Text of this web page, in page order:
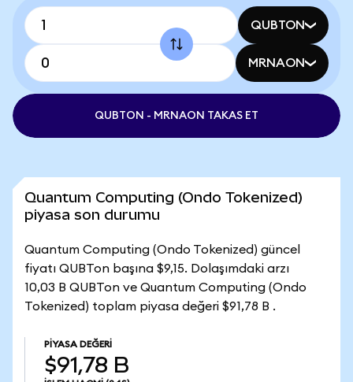
QUBTON
MRNAON
QUBTON - MRNAON TAKAS ET
Quantum Computing (Ondo Tokenized)
piyasa son durumu
Quantum Computing (Ondo Tokenized) güncel
fiyatı QUBTon başına $9,15. Dolaşımdaki arzı
10,03 B QUBTon ve Quantum Computing (Ondo
Tokenized) toplam piyasa değeri $91,78 B .
PIYASA DEĞERI
$91,78 B